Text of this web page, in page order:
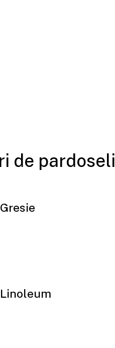
de pardoseli
Gresie
Linoleum